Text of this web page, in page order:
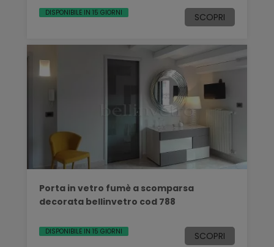
DISPONIBILE IN 15 GIORNI SCOPRI
Porta in vetro fumè a scomparsa
decorata bellinvetro cod 788
DISPONIBILE IN 15 GIORNI SCOPRI